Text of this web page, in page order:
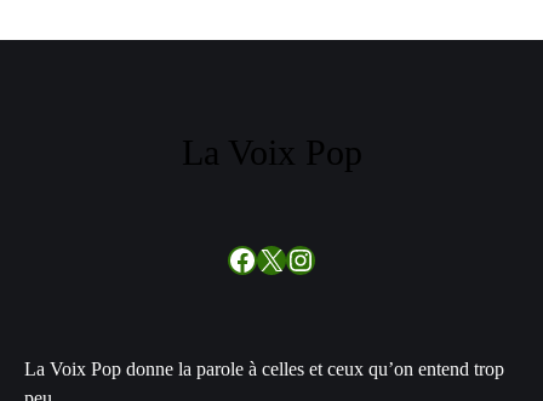
La Voix Pop
Facebook
X Instagram
La Voix Pop donne la parole à celles et ceux qu’on entend trop